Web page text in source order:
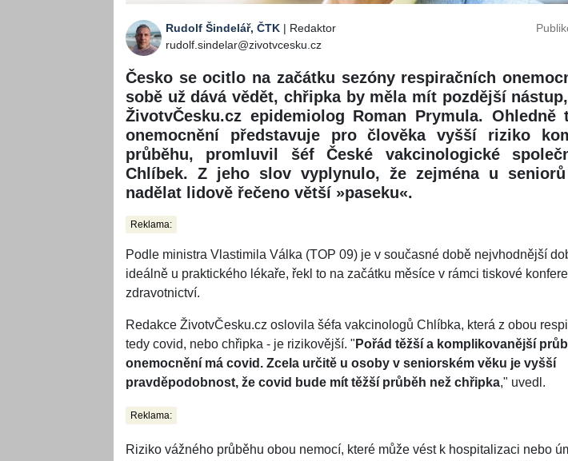
Rudolf Šindelář, ČTK | Redaktor
rudolf.sindelar@zivotvcesku.cz
Česko se ocitlo na začátku sezóny respiračních
sobě už dává vědět, chřipka by měla mít pozdější
ŽivotvČesku.cz epidemiolog Roman Prymula. Ohledně
onemocnění představuje pro člověka vyšší riziko
průběhu, promluvil šéf České vakcinologické
Chlíbek. Z jeho slov vyplynulo, že zejména u
nadělat lidově řečeno větší »paseku«.
Reklama:
Podle ministra Vlastimila Válka (TOP 09) je v současné době nejvhodnější
ideálně u praktického lékaře, řekl to na začátku měsíce v rámci tiskové
zdravotnictví.
Redakce ŽivotvČesku.cz oslovila šéfa vakcinologů Chlíbka, která z obou
tedy covid, nebo chřipka - je rizikovější. " Pořád těžší a komplikovanější
onemocnění má covid. Zcela určitě u osoby v seniorském věku je vyšší
pravděpodobnost, že covid bude mít těžší průběh než chřipka," uvedl.
Reklama:
Riziko vážného průběhu obou nemocí, které může vést k hospitalizaci nebo